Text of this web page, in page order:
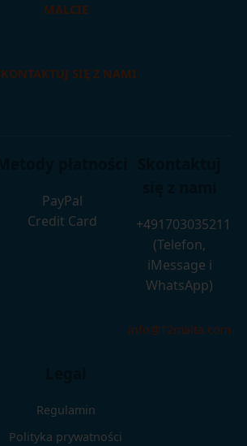
MALCIE
SIĘ Z NAMI
PayPal
Credit Card
+491703035211
(Telefon,
iMessage i
WhatsApp)
info@12malta.com
Regulamin
Polityka prywatności